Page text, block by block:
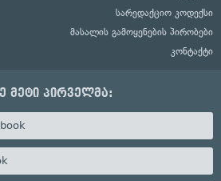
სარედაქციო კოდექსი
მასალის გამოყენების პირობები
კონტაქტი
მეტი პირველმა: